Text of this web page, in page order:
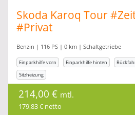
Skoda Karoq Tour
#Privat
Benzin | 116 PS | 0 km | Schaltgetriebe
Einparkhilfe vorn Einparkhilfe hinten
Sitzheizung
214,00 € mtl.
179,83 € netto